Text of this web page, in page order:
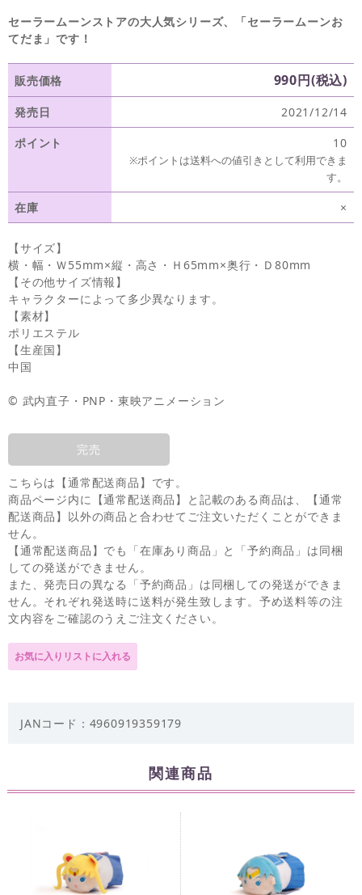
セーラームーンストアの大人気シリーズ、「セーラームーンお
てだま」です！
販売価格 990円(税込)
発売日
2021/12/14
ポイント
10
※ポイントは送料への値引きとして利用できま
す。
在庫 ×
【サイズ】
横・幅・Ｗ55mm×縦・高さ・Ｈ65mm×奥行・Ｄ80mm
【その他サイズ情報】
キャラクターによって多少異なります。
【素材】
ポリエステル
【生産国】
中国
© 武内直子・PNP・東映アニメーション
完売
こちらは【通常配送商品】です。
商品ページ内に【通常配送商品】と記載のある商品は、【通常
配送商品】以外の商品と合わせてご注文いただくことができま
せん。
【通常配送商品】でも「在庫あり商品」と「予約商品」は同梱
しての発送ができません。
また、発売日の異なる「予約商品」は同梱しての発送ができま
せん。それぞれ発送時に送料が発生致します。予め送料等の注
文内容をご確認のうえご注文ください。
JANコード：4960919359179
関連商品